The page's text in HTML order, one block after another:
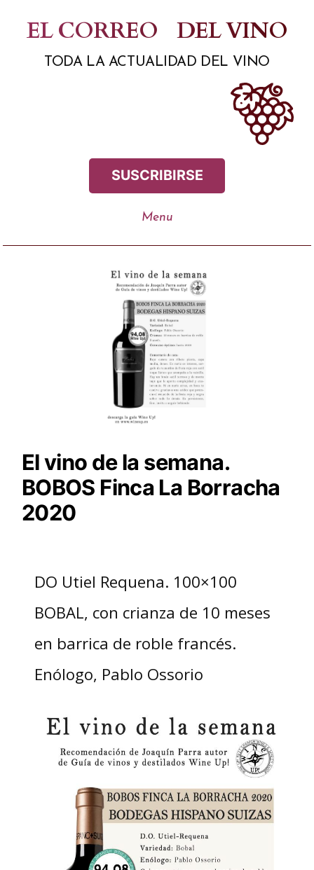
contenido
EL CORREO DEL VINO
TODA LA ACTUALIDAD DEL VINO
SUSCRIBIRSE
El vino de la semana.
BOBOS Finca La Borracha
2020
DO Utiel Requena. 100×100
BOBAL, con crianza de 10 meses
en barrica de roble francés.
Enólogo, Pablo Ossorio